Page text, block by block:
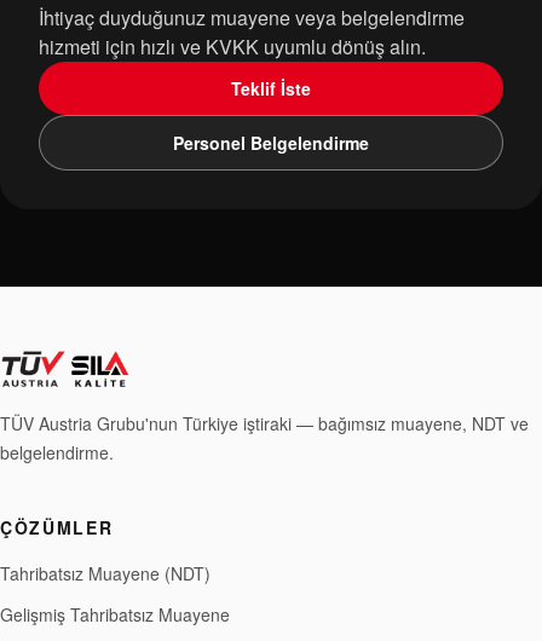
İhtiyaç duyduğunuz muayene veya belgelendirme
hizmeti için hızlı ve KVKK uyumlu dönüş alın.
Teklif İste
Personel Belgelendirme
TÜV Austria Grubu'nun Türkiye iştiraki — bağımsız muayene, NDT ve
belgelendirme.
ÇÖZÜMLER
Tahribatsız Muayene (NDT)
Gelişmiş Tahribatsız Muayene